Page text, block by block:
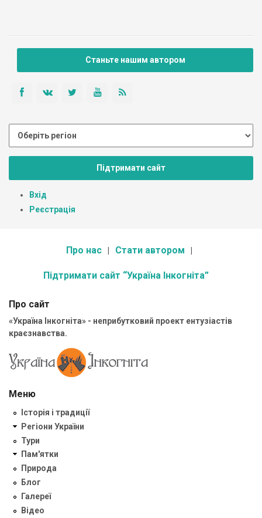
Станьте нашим автором
Підтримати сайт
Вхід
Реєстрація
Про нас Стати автором
Підтримати сайт “Україна Інкогніта”
Про сайт
«Україна Інкогніта» - неприбутковий проект ентузіастів
краєзнавства.
Меню
Історія і традиції
Регіони України
Тури
Пам'ятки
Природа
Блог
Галереї
Відео